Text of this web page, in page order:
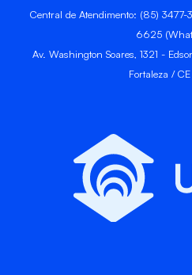
Central de Atendimento: (85)
6625
Av. Washington Soares, 1321 -
Fortaleza /